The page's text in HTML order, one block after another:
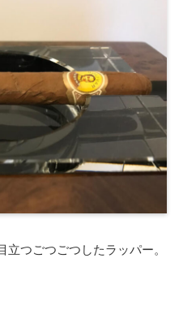
つごつごつしたラッパー。